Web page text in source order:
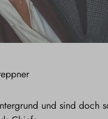
und sind doch